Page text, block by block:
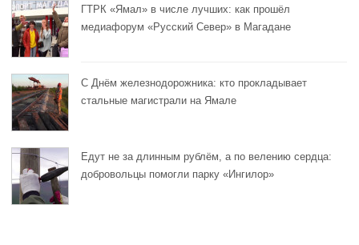
ГТРК «Ямал» в числе лучших: как прошёл
медиафорум «Русский Север» в Магадане
С Днём железнодорожника: кто прокладывает
стальные магистрали на Ямале
Едут не за длинным рублём, а по велению сердца:
добровольцы помогли парку «Ингилор»